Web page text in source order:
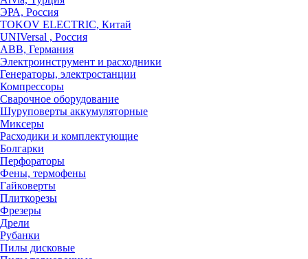
ЭРА, Россия
TOKOV ELECTRIC, Китай
UNIVersal , Россия
ABB, Германия
Электроинструмент и расходники
Генераторы, электростанции
Компрессоры
Сварочное оборудование
Шуруповерты аккумуляторные
Миксеры
Расходики и комплектующие
Болгарки
Перфораторы
Фены, термофены
Гайковерты
Плиткорезы
Фрезеры
Дрели
Рубанки
Пилы дисковые